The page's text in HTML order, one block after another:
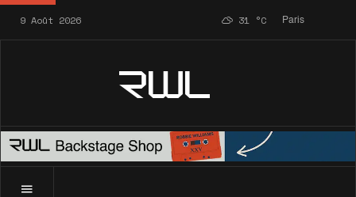
9 Août 2026 Paris
31 °C
RWL